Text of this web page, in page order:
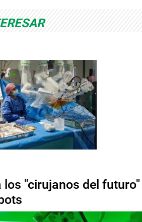
"cirujanos del futuro"